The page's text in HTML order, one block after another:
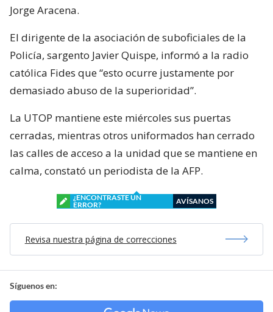
Jorge Aracena.
El dirigente de la asociación de suboficiales de la
Policía, sargento Javier Quispe, informó a la radio
católica Fides que “esto ocurre justamente por
demasiado abuso de la superioridad”.
La UTOP mantiene este miércoles sus puertas
cerradas, mientras otros uniformados han cerrado
las calles de acceso a la unidad que se mantiene en
calma, constató un periodista de la AFP.
¿ENCONTRASTE UN
ERROR?
AVÍSANOS
Revisa nuestra página de correcciones
Síguenos en: